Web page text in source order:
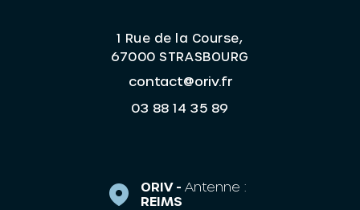
1 Rue de la Course,
67000 STRASBOURG
contact@oriv.fr
03 88 14 35 89
ORIV - Antenne :
REIMS